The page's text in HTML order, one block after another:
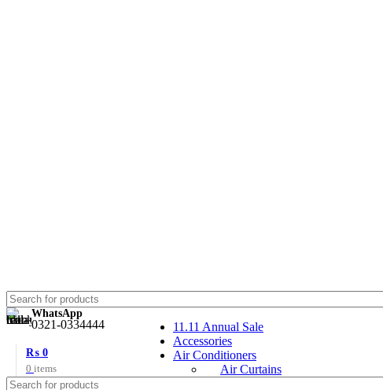
11.11 Annual Sale
Accessories
Air Conditioners
Air Curtains
WhatsApp
0321-0334444
0 items
₨ 0